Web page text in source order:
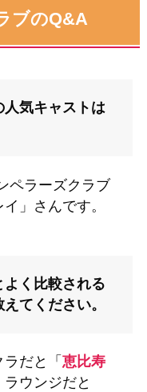
ブのQ&A
気キャストは
ペラーズクラブ
」さんです。
く比較される
てください。
だと「 恵比寿
ウンジだと